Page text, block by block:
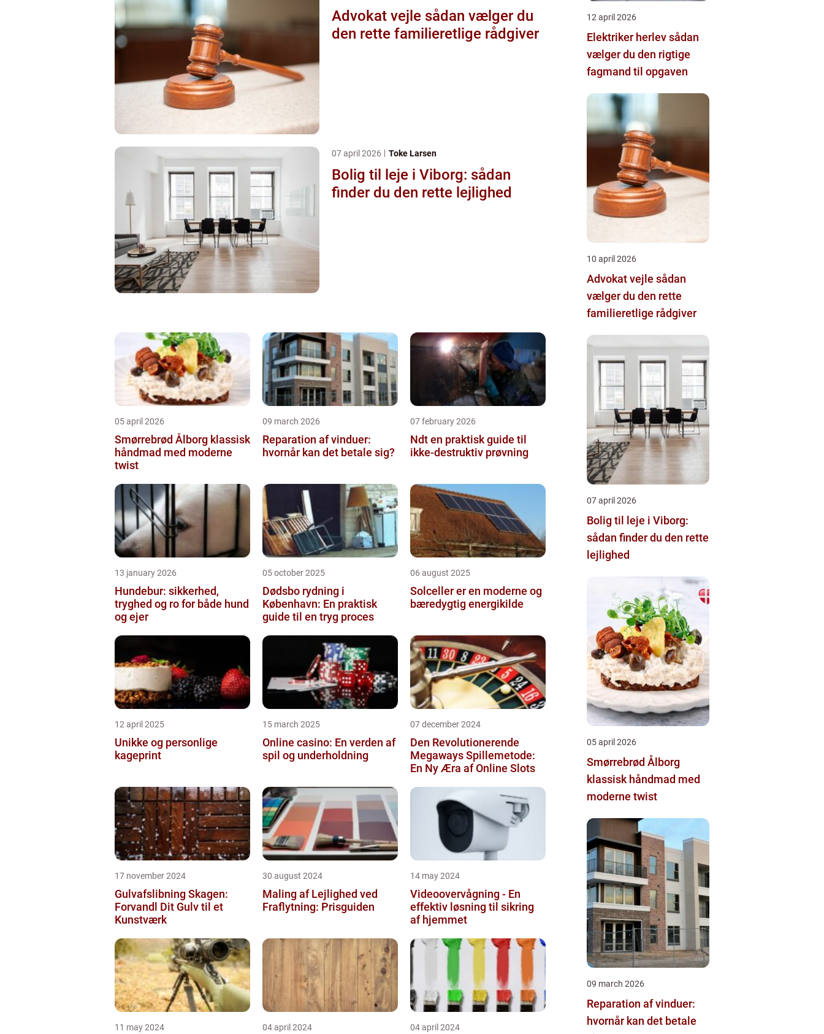
Advokat vejle sådan vælger du
den rette familieretlige rådgiver
07 april 2026 Toke Larsen
Bolig til leje i Viborg: sådan
finder du den rette lejlighed
05 april 2026
Smørrebrød Ålborg klassisk
håndmad med moderne
twist
09 march 2026
Reparation af vinduer:
hvornår kan det betale sig?
07 february 2026
Ndt en praktisk guide til
ikke-destruktiv prøvning
13 january 2026
Hundebur: sikkerhed,
tryghed og ro for både hund
og ejer
05 october 2025
Dødsbo rydning i
København: En praktisk
guide til en tryg proces
06 august 2025
Solceller er en moderne og
bæredygtig energikilde
12 april 2025
Unikke og personlige
kageprint
15 march 2025
Online casino: En verden af
spil og underholdning
07 december 2024
Den Revolutionerende
Megaways Spillemetode:
En Ny Æra af Online Slots
17 november 2024
Gulvafslibning Skagen:
Forvandl Dit Gulv til et
Kunstværk
30 august 2024
Maling af Lejlighed ved
Fraflytning: Prisguiden
14 may 2024
Videoovervågning - En
effektiv løsning til sikring
af hjemmet
11 may 2024 04 april 2024 04 april 2024
12 april 2026
Elektriker herlev sådan
vælger du den rigtige
fagmand til opgaven
10 april 2026
Advokat vejle sådan
vælger du den rette
familieretlige rådgiver
07 april 2026
Bolig til leje i Viborg:
sådan finder du den rette
lejlighed
05 april 2026
Smørrebrød Ålborg
klassisk håndmad med
moderne twist
09 march 2026
Reparation af vinduer:
hvornår kan det betale